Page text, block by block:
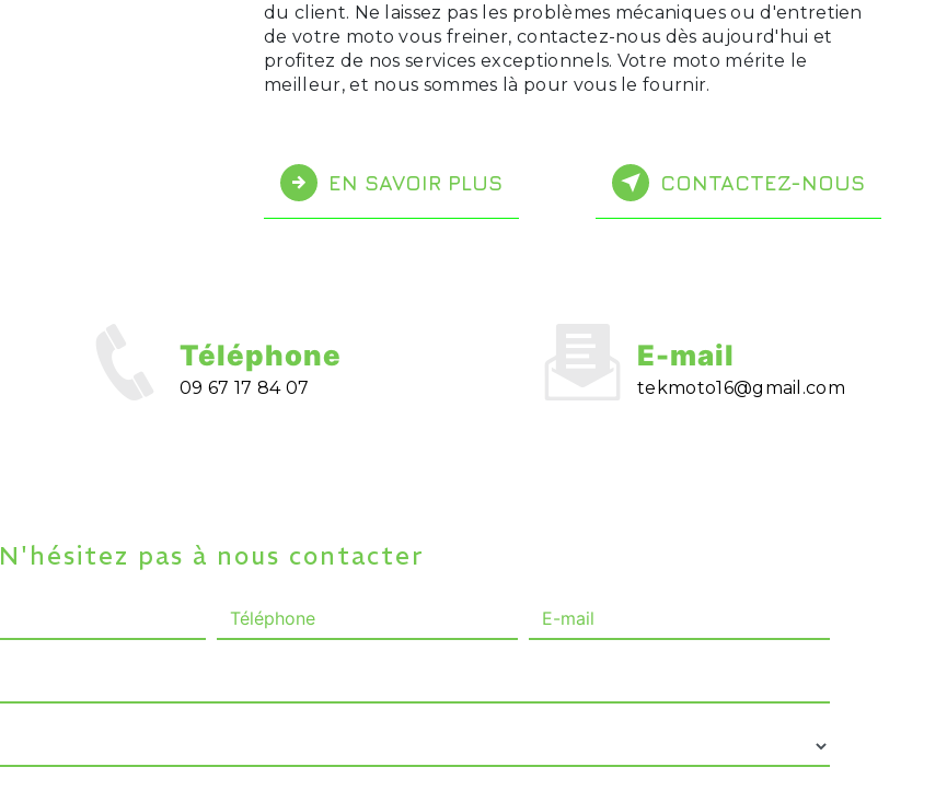
du client. Ne laissez pas les problèmes mécaniques ou d'entretien
de votre moto vous freiner, contactez-nous dès aujourd'hui et
profitez de nos services exceptionnels. Votre moto mérite le
meilleur, et nous sommes là pour vous le fournir.
EN SAVOIR PLUS CONTACTEZ-NOUS
Téléphone
09 67 17 84 07
E-mail
tekmoto16@gmail.com
N'hésitez pas à nous contacter